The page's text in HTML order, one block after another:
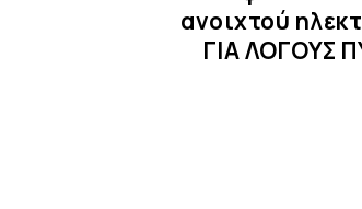
ανοιχτού
ΓΙΑ ΛΟΓΟΥΣ